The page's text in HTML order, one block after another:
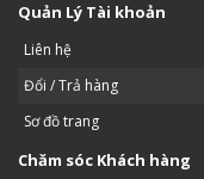
Quản Lý Tài khoản
Liên hệ
Đổi / Trả hàng
Sơ đồ trang
Chăm sóc Khách hàng